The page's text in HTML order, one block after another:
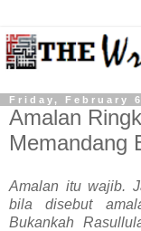
Friday, February
Amalan
Memandang
Amalan itu wajib.
bila disebut
Bukankah